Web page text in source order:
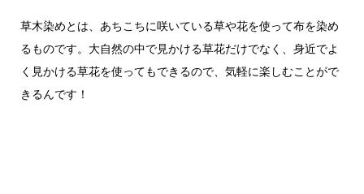
草木染めとは、あちこちに咲いている草や花を使って布を染め
るものです。大自然の中で見かける草花だけでなく、身近でよ
く見かける草花を使ってもできるので、気軽に楽しむことがで
きるんです！